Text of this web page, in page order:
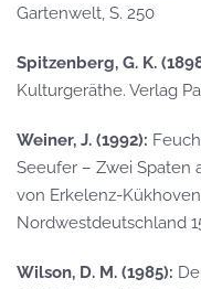
Gartenwelt, S. 250
Spitzenberg, G. K.
Kulturgeräthe. Verlag
Weiner, J. (1992):
Seeufer – Zwei Spaten
von Erkelenz-
Nordwestdeutschland
Wilson, D. M. (1985):